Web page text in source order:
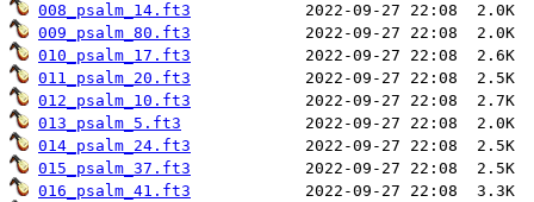
008_psalm_14.ft3
009_psalm_80.ft3
010_psalm_17.ft3
011_psalm_20.ft3
012_psalm_10.ft3
013_psalm_5.ft3
014_psalm_24.ft3
015_psalm_37.ft3
016_psalm_41.ft3